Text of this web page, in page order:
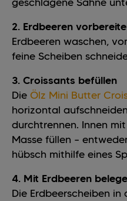
2. Erdbeeren
Erdbeeren waschen,
feine Scheiben
3. Croissants befüllen
Die Ölz Mini Butter
horizontal
durchtrennen. Innen
Masse füllen –
hübsch mithilfe eines
4. Mit Erdbeeren
Die Erdbeerscheiben